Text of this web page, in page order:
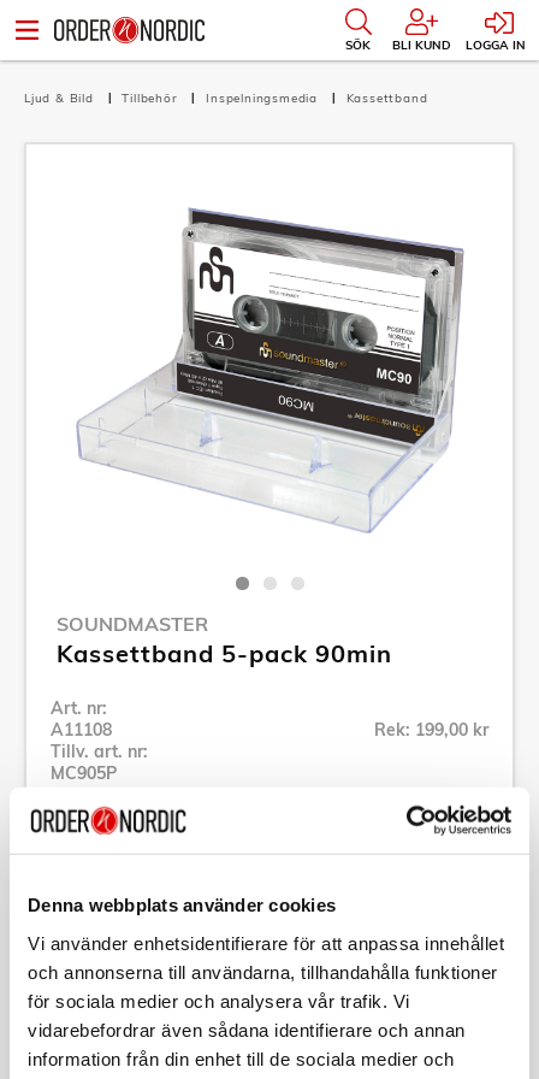
Denna webbplats använder cookies
Vi använder enhetsidentifierare för att anpassa innehållet
och annonserna till användarna, tillhandahålla funktioner
för sociala medier och analysera vår trafik. Vi
vidarebefordrar även sådana identifierare och annan
information från din enhet till de sociala medier och
SÖK BLI KUND LOGGA IN
Ljud & Bild Tillbehör Inspelningsmedia Kassettband
SOUNDMASTER
Kassettband 5-pack 90min
Art. nr:
A11108
Tillv. art. nr:
MC905P
Rek: 199,00 kr
Specifikation
Beskrivning
Art. nr:A11108
Tillv. art. nr:MC905P